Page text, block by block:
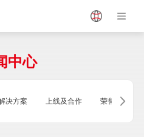
Vietnam
Malaysia
中心
决方案 上线及合作 荣誉及资质